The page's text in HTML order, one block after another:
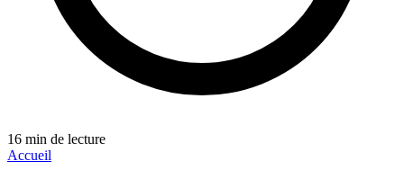
16 min de lecture
Accueil